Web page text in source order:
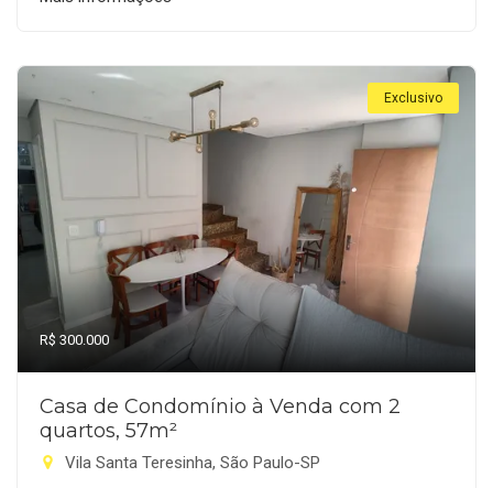
Exclusivo
R$ 300.000
Casa de Condomínio à Venda com 2
quartos, 57m²
Vila Santa Teresinha, São Paulo-SP